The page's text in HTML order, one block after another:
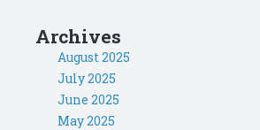
Archives
August 2025
July 2025
June 2025
May 2025